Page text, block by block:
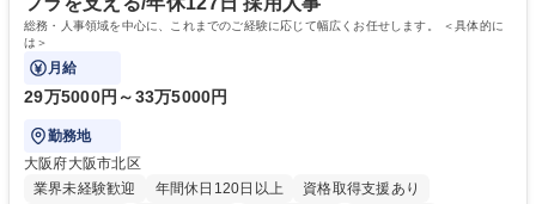
大学 語学力： 資格：
総務・人事領域を中心に、これまでのご経験に応じて幅広くお任せします。 ＜具体的に
は＞
月給
29万5000円～33万5000円
勤務地
大阪府大阪市北区
業界未経験歓迎
年間休日120日以上 資格取得支援あり